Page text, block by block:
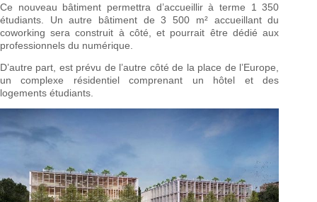
Ce nouveau bâtiment permettra d’accueillir à terme 1 350
étudiants. Un autre bâtiment de 3 500 m² accueillant du
coworking sera construit à côté, et pourrait être dédié aux
professionnels du numérique.
D’autre part, est prévu de l’autre côté de la place de l’Europe,
un complexe résidentiel comprenant un hôtel et des
logements étudiants.